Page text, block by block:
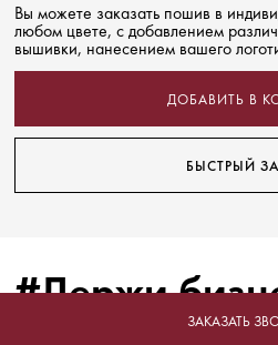
ЗАКАЗАТЬ
Вы можете заказать пошив в
любом цвете, с добавлением
вышивки, нанесением вашего
ДОБАВИТЬ В
БЫСТРЫЙ
#Держи